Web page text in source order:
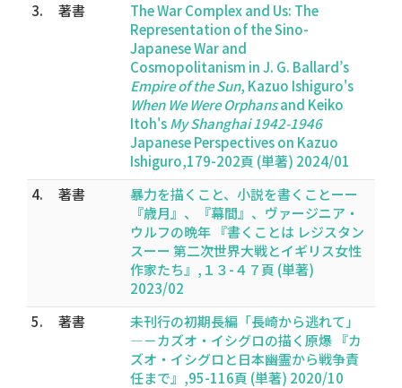
3.
著書
The War Complex and Us: The
Representation of the Sino-
Japanese War and
Cosmopolitanism in J. G. Ballard’s
Empire of the Sun, Kazuo Ishiguro's
When We Were Orphansand Keiko
Itoh'sMy Shanghai 1942-1946
Japanese Perspectives on Kazuo
Ishiguro,179-202頁 (単著) 2024/01
4.
著書
暴力を描くこと、小説を書くことーー
『歳月』、『幕間』、ヴァージニア・
ウルフの晩年 『書くことは レジスタン
スーー 第二次世界大戦とイギリス女性
作家たち』,１３-４７頁 (単著)
2023/02
5.
著書
未刊行の初期長編「長崎から逃れて」
―－カズオ・イシグロの描く原爆 『カ
ズオ・イシグロと日本――幽霊から戦争責
任まで』,95-116頁 (単著) 2020/10